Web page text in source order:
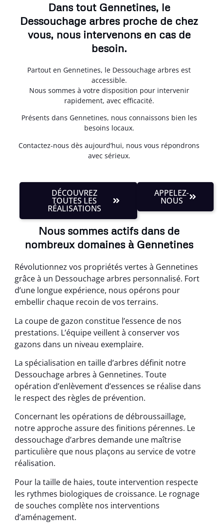
Dans tout Gennetines, le
Dessouchage arbres proche de chez
vous, nous intervenons en cas de
besoin.
Partout en Gennetines, le Dessouchage arbres est
accessible.
Nous sommes à votre disposition pour intervenir
rapidement, avec efficacité.
Présents dans Gennetines, nous connaissons bien les
besoins locaux.
Contactez-nous dès aujourd’hui, nous vous répondrons
avec sérieux.
DÉCOUVREZ
TOUTES LES
RÉALISATIONS
APPELEZ-
NOUS
Nous sommes actifs dans de
nombreux domaines à Gennetines
Révolutionnez vos propriétés vertes à Gennetines
grâce à un Dessouchage arbres personnalisé. Fort
d’une longue expérience, nous opérons pour
embellir chaque recoin de vos terrains.
La coupe de gazon constitue l’essence de nos
prestations. L’équipe veillent à conserver vos
gazons dans un niveau exemplaire.
La spécialisation en taille d’arbres définit notre
Dessouchage arbres à Gennetines. Toute
opération d’enlèvement d’essences se réalise dans
le respect des règles de prévention.
Concernant les opérations de débroussaillage,
notre approche assure des finitions pérennes. Le
dessouchage d’arbres demande une maîtrise
particulière que nous plaçons au service de votre
réalisation.
Pour la taille de haies, toute intervention respecte
les rythmes biologiques de croissance. Le rognage
de souches complète nos interventions
d’aménagement.